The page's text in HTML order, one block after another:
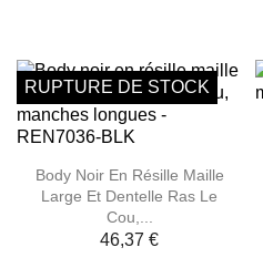
Body Noir En Résille Maille
Large Et Dentelle Ras Le
Cou,...
46,37 €
RUPTURE DE STOCK